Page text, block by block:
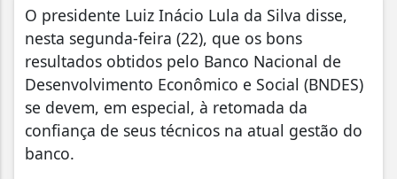
O presidente Luiz Inácio Lula da Silva disse,
nesta segunda-feira (22), que os bons
resultados obtidos pelo Banco Nacional de
Desenvolvimento Econômico e Social (BNDES)
se devem, em especial, à retomada da
confiança de seus técnicos na atual gestão do
banco.